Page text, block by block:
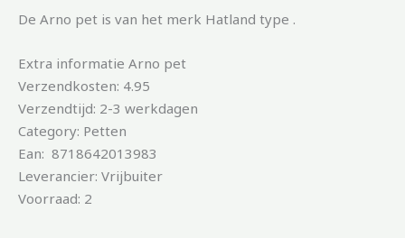
De Arno pet is van het merk Hatland type .
Extra informatie Arno pet
Verzendkosten: 4.95
Verzendtijd: 2-3 werkdagen
Category: Petten
Ean: 8718642013983
Leverancier: Vrijbuiter
Voorraad: 2